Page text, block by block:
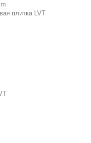
плитка LVT